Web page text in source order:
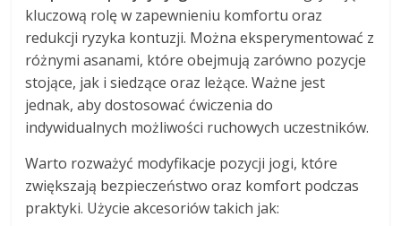
kluczową rolę w zapewnieniu komfortu oraz
redukcji ryzyka kontuzji. Można eksperymentować z
różnymi asanami, które obejmują zarówno pozycje
stojące, jak i siedzące oraz leżące. Ważne jest
jednak, aby dostosować ćwiczenia do
indywidualnych możliwości ruchowych uczestników.
Warto rozważyć modyfikacje pozycji jogi, które
zwiększają bezpieczeństwo oraz komfort podczas
praktyki. Użycie akcesoriów takich jak: